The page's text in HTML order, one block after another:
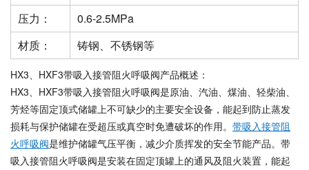
压力：
0.6-2.5MPa
材质：
铸钢、不锈钢等
HX3、HXF3带吸入接管阻火呼吸阀产品概述：
HX3、HXF3带吸入接管阻火呼吸阀是原油、汽油、煤油、轻柴油、
芳烃等固定顶式储罐上不可缺少的主要安全设备，能起到防止蒸发
损耗与保护储罐在受超压或真空时免遭破坏的作用。 带吸入接管阻
火呼吸阀是维护储罐气压平衡，减少介质挥发的安全节能产品。带
吸入接管阻火呼吸阀是安装在固定顶罐上的通风及阻火装置，能起